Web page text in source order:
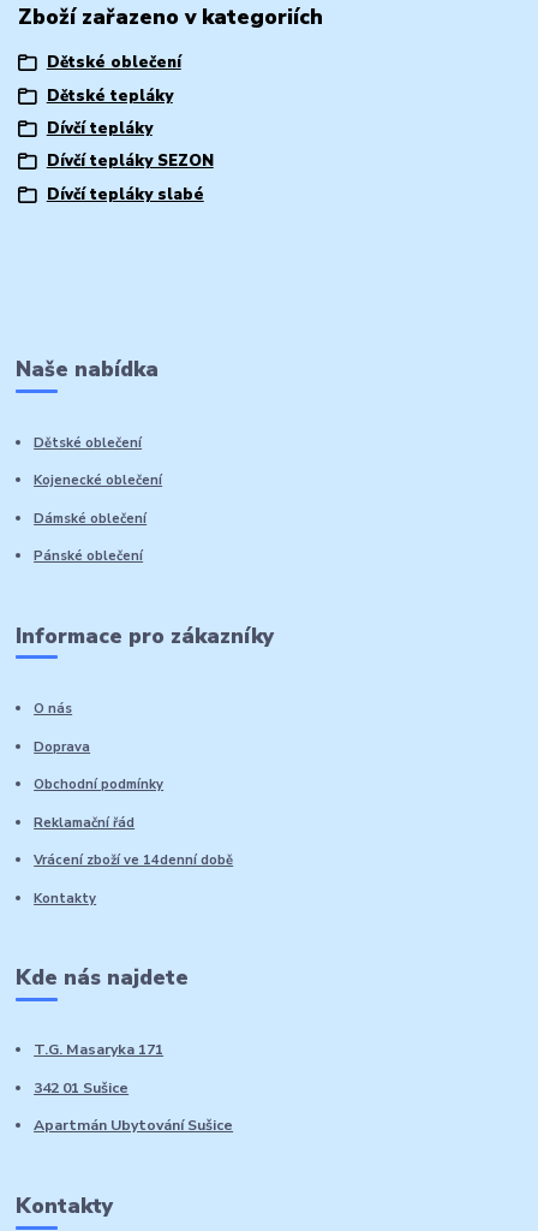
Zboží zařazeno v kategoriích
Dětské oblečení
Dětské tepláky
Dívčí tepláky
Dívčí tepláky SEZON
Dívčí tepláky slabé
Naše nabídka
Dětské oblečení
Kojenecké oblečení
Dámské oblečení
Pánské oblečení
Informace pro zákazníky
O nás
Doprava
Obchodní podmínky
Reklamační řád
Vrácení zboží ve 14denní době
Kontakty
Kde nás najdete
T.G. Masaryka 171
342 01 Sušice
Apartmán Ubytování Sušice
Kontakty